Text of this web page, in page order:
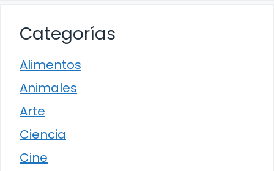
Categorías
Alimentos
Animales
Arte
Ciencia
Cine